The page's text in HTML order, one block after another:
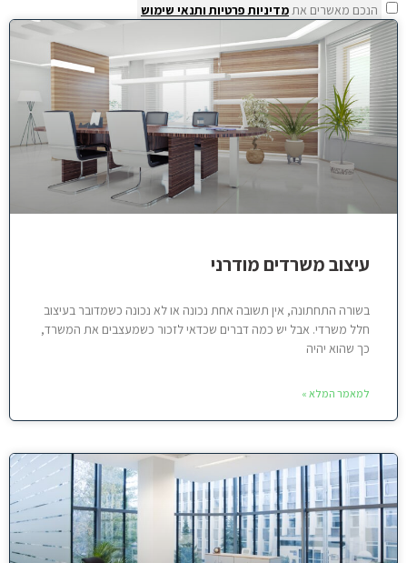
הנכם מאשרים את מדיניות פרטיות ותנאי שימוש
עיצוב משרדים מודרני
בשורה התחתונה, אין תשובה אחת נכונה או לא נכונה כשמדובר בעיצוב
חלל משרדי. אבל יש כמה דברים שכדאי לזכור כשמעצבים את המשרד,
כך שהוא יהיה
למאמר המלא »